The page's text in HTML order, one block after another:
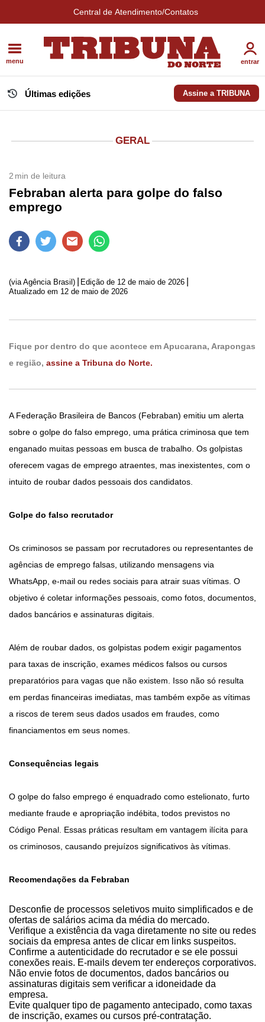
Central de Atendimento/Contatos
menu entrar
Últimas edições Assine a TRIBUNA
GERAL
2 min de leitura
Febraban alerta para golpe do falso
emprego
(via Agência Brasil) Edição de 12 de maio de 2026
Atualizado em 12 de maio de 2026
Fique por dentro do que acontece em Apucarana, Arapongas
e região, assine a Tribuna do Norte.
A Federação Brasileira de Bancos (Febraban) emitiu um alerta
sobre o golpe do falso emprego, uma prática criminosa que tem
enganado muitas pessoas em busca de trabalho. Os golpistas
oferecem vagas de emprego atraentes, mas inexistentes, com o
intuito de roubar dados pessoais dos candidatos.
Golpe do falso recrutador
Os criminosos se passam por recrutadores ou representantes de
agências de emprego falsas, utilizando mensagens via
WhatsApp, e-mail ou redes sociais para atrair suas vítimas. O
objetivo é coletar informações pessoais, como fotos, documentos,
dados bancários e assinaturas digitais.
Além de roubar dados, os golpistas podem exigir pagamentos
para taxas de inscrição, exames médicos falsos ou cursos
preparatórios para vagas que não existem. Isso não só resulta
em perdas financeiras imediatas, mas também expõe as vítimas
a riscos de terem seus dados usados em fraudes, como
financiamentos em seus nomes.
Consequências legais
O golpe do falso emprego é enquadrado como estelionato, furto
mediante fraude e apropriação indébita, todos previstos no
Código Penal. Essas práticas resultam em vantagem ilícita para
os criminosos, causando prejuízos significativos às vítimas.
Recomendações da Febraban
Desconfie de processos seletivos muito simplificados e de
ofertas de salários acima da média do mercado.
Verifique a existência da vaga diretamente no site ou redes
sociais da empresa antes de clicar em links suspeitos.
Confirme a autenticidade do recrutador e se ele possui
conexões reais. E-mails devem ter endereços corporativos.
Não envie fotos de documentos, dados bancários ou
assinaturas digitais sem verificar a idoneidade da
empresa.
Evite qualquer tipo de pagamento antecipado, como taxas
de inscrição, exames ou cursos pré-contratação.